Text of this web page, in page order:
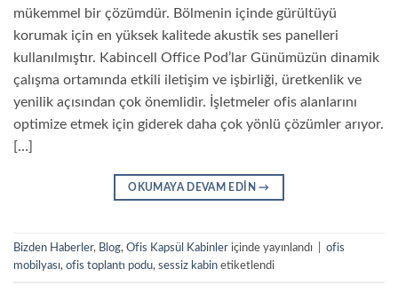
mükemmel bir çözümdür. Bölmenin içinde gürültüyü
korumak için en yüksek kalitede akustik ses panelleri
kullanılmıştır. Kabincell Office Pod’lar Günümüzün dinamik
çalışma ortamında etkili iletişim ve işbirliği, üretkenlik ve
yenilik açısından çok önemlidir. İşletmeler ofis alanlarını
optimize etmek için giderek daha çok yönlü çözümler arıyor.
[…]
OKUMAYA DEVAM EDIN→
Bizden Haberler, Blog, Ofis Kapsül Kabinler içinde yayınlandı
ofis
mobilyası, ofis toplantı podu, sessiz kabin etiketlendi